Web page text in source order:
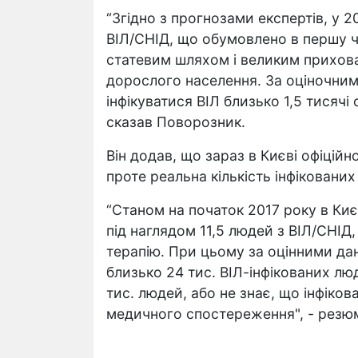
“Згідно з прогнозами експертів, у
ВІЛ/СНІД, що обумовлено в першу
статевим шляхом і великим
дорослого населення. За
інфікуватися ВІЛ близько 1,5
сказав Поворозник.
Він додав, що зараз в Києві
проте реальна кількість
“Станом на початок 2017 року в
під наглядом 11,5 людей з ВІЛ/
терапію. При цьому за оцінними
близько 24 тис. ВІЛ-інфікованих
тис. людей, або не знає, що
медичного спостереження", -